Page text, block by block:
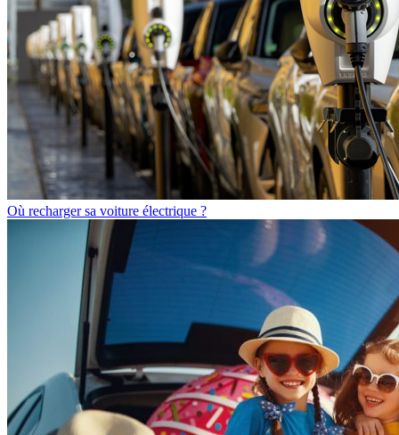
Où recharger sa voiture électrique ?